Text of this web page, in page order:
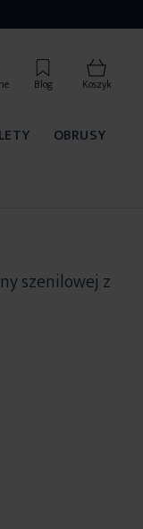
Blog Koszyk
OBRUSY
szenilowej z